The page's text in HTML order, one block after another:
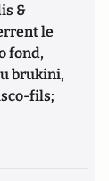
&
le
fond,
brukini,
fils;